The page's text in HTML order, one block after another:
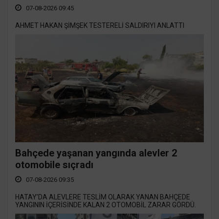
07-08-2026 09:45
AHMET HAKAN ŞİMŞEK TESTERELİ SALDIRIYI ANLATTI
Bahçede yaşanan yangında alevler 2
otomobile sıçradı
07-08-2026 09:35
HATAY’DA ALEVLERE TESLİM OLARAK YANAN BAHÇEDE
YANGININ İÇERİSİNDE KALAN 2 OTOMOBİL ZARAR GÖRDÜ.